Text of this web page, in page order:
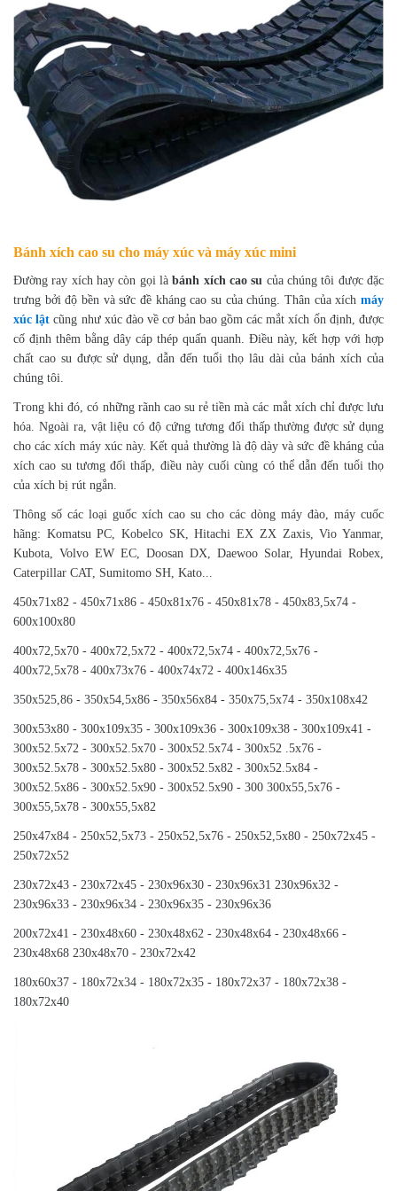
Bánh xích cao su cho máy xúc và máy xúc mini
Đường ray xích hay còn gọi làbánh xích cao su của chúng tôi được đặc
trưng bởi độ bền và sức đề kháng cao su của chúng. Thân của xích máy
xúc lật cũng như xúc đào về cơ bản bao gồm các mắt xích ổn định, được
cố định thêm bằng dây cáp thép quấn quanh. Điều này, kết hợp với hợp
chất cao su được sử dụng, dẫn đến tuổi thọ lâu dài của bánh xích của
chúng tôi.
Trong khi đó, có những rãnh cao su rẻ tiền mà các mắt xích chỉ được lưu
hóa. Ngoài ra, vật liệu có độ cứng tương đối thấp thường được sử dụng
cho các xích máy xúc này. Kết quả thường là độ dày và sức đề kháng của
xích cao su tương đối thấp, điều này cuối cùng có thể dẫn đến tuổi thọ
của xích bị rút ngắn.
Thông số các loại guốc xích cao su cho các dòng máy đào, máy cuốc
hãng: Komatsu PC, Kobelco SK, Hitachi EX ZX Zaxis, Vio Yanmar,
Kubota, Volvo EW EC, Doosan DX, Daewoo Solar, Hyundai Robex,
Caterpillar CAT, Sumitomo SH, Kato...
450x71x82 - 450x71x86 - 450x81x76 - 450x81x78 - 450x83,5x74 -
600x100x80
400x72,5x70 - 400x72,5x72 - 400x72,5x74 - 400x72,5x76 -
400x72,5x78 - 400x73x76 - 400x74x72 - 400x146x35
350x525,86 - 350x54,5x86 - 350x56x84 - 350x75,5x74 - 350x108x42
300x53x80 - 300x109x35 - 300x109x36 - 300x109x38 - 300x109x41 -
300x52.5x72 - 300x52.5x70 - 300x52.5x74 - 300x52 .5x76 -
300x52.5x78 - 300x52.5x80 - 300x52.5x82 - 300x52.5x84 -
300x52.5x86 - 300x52.5x90 - 300x52.5x90 - 300 300x55,5x76 -
300x55,5x78 - 300x55,5x82
250x47x84 - 250x52,5x73 - 250x52,5x76 - 250x52,5x80 - 250x72x45 -
250x72x52
230x72x43 - 230x72x45 - 230x96x30 - 230x96x31 230x96x32 -
230x96x33 - 230x96x34 - 230x96x35 - 230x96x36
200x72x41 - 230x48x60 - 230x48x62 - 230x48x64 - 230x48x66 -
230x48x68 230x48x70 - 230x72x42
180x60x37 - 180x72x34 - 180x72x35 - 180x72x37 - 180x72x38 -
180x72x40